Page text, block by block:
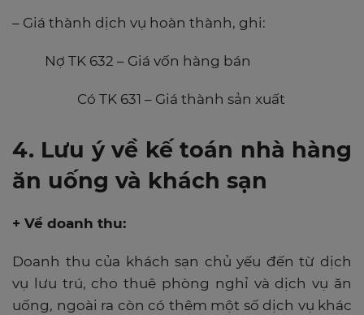
– Giá thành dịch vụ hoàn thành, ghi:
Nợ TK 632 – Giá vốn hàng bán
Có TK 631 – Giá thành sản xuất
4. Lưu ý về kế toán nhà hàng
ăn uống và khách sạn
+ Về doanh thu:
Doanh thu của khách sạn chủ yếu đến từ dịch
vụ lưu trú, cho thuê phòng nghỉ và dịch vụ ăn
uống, ngoài ra còn có thêm một số dịch vụ khác